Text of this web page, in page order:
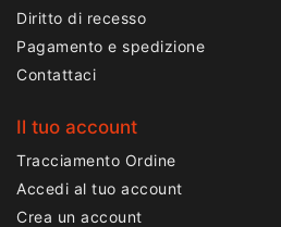
Diritto di recesso
Pagamento e spedizione
Contattaci
Il tuo account
Tracciamento Ordine
Accedi al tuo account
Crea un account